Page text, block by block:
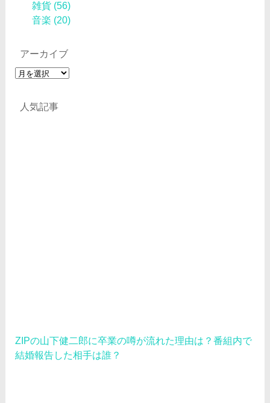
雑貨 (56)
音楽 (20)
アーカイブ
ア
人気記事
ZIPの山下健二郎に卒業の噂が流れた理由は？番組内で
結婚報告した相手は誰？